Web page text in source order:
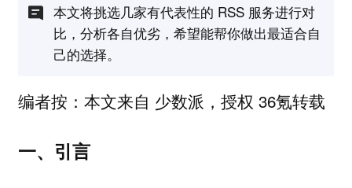
本文将挑选几家有代表性的 RSS 服务进行对
比，分析各自优劣，希望能帮你做出最适合自
己的选择。
编者按：本文来自 少数派，授权 36氪转载
一、引言